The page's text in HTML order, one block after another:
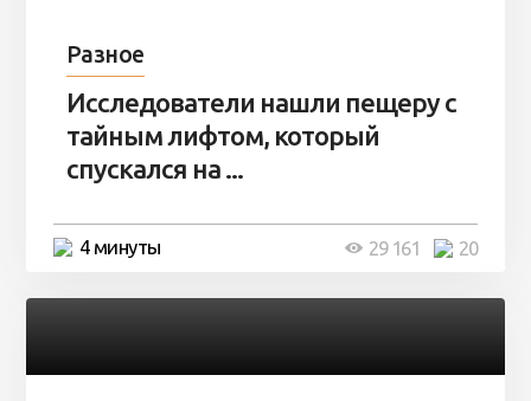
Разное
Исследователи нашли пещеру с
тайным лифтом, который
спускался на ...
4 минуты 20
29 161